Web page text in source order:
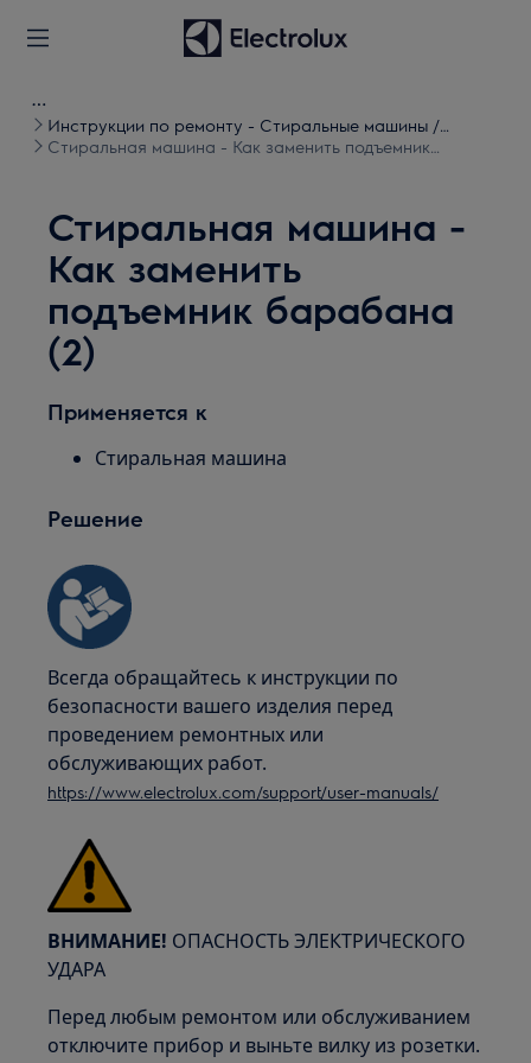
Инструкции по ремонту - Стиральные машины /
Стиральные машины с сушкой
Стиральная машина - Как заменить подъемник
Стиральная машина -
Как заменить
подъемник барабана
(2)
Применяется к
Стиральная машина
Решение
Всегда обращайтесь к инструкции по
безопасности вашего изделия перед
проведением ремонтных или
обслуживающих работ.
https://www.electrolux.com/support/user-manuals/
ВНИМАНИЕ! ОПАСНОСТЬ ЭЛЕКТРИЧЕСКОГО
УДАРА
Перед любым ремонтом или обслуживанием
отключите прибор и выньте вилку из розетки.